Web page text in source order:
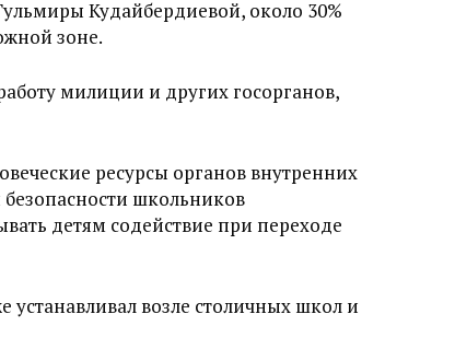
Кудайбердиевой, около 30%
зоне.
милиции и других госорганов,
ресурсы органов внутренних
школьников
детям содействие при переходе
устанавливал возле столичных школ и